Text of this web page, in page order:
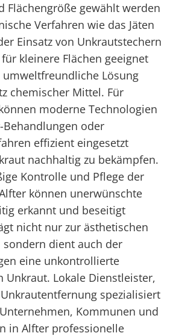
Flächengröße gewählt werden
Verfahren wie das Jäten
Einsatz von Unkrautstechern
kleinere Flächen geeignet
Lösung
chemischer Mittel. Für
moderne Technologien
oder
effizient eingesetzt
nachhaltig zu bekämpfen.
Kontrolle und Pflege der
können unerwünschte
erkannt und beseitigt
nicht nur zur ästhetischen
dient auch der
eine unkontrollierte
Unkraut. Lokale Dienstleister,
spezialisiert
Kommunen und
in Alfter professionelle